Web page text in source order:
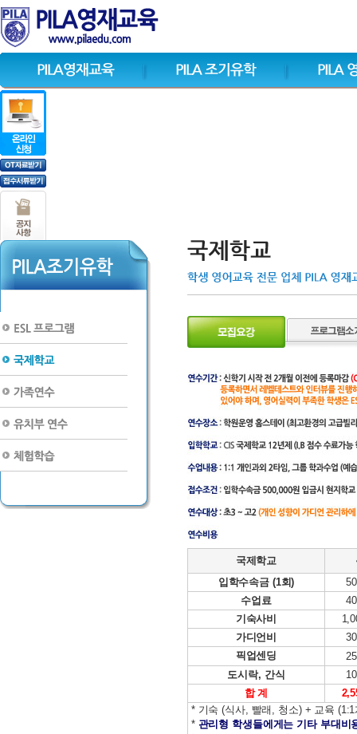
국제학교
입학수속금 (1회)
수업료
기숙사비
가디언비
픽업센딩
도시락, 간식
합 계
* 기숙 (식사, 빨래, 청소) + 교육
* 관리형 학생들에게는 기타 부대비